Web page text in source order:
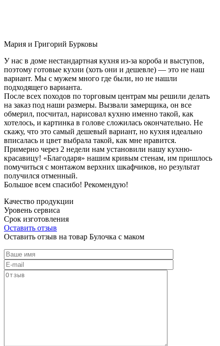
Мария и Григорий Бурковы
У нас в доме нестандартная кухня из-за короба и выступов,
поэтому готовые кухни (хоть они и дешевле) — это не наш
вариант. Мы с мужем много где были, но не нашли
подходящего варианта.
После всех походов по торговым центрам мы решили делать
на заказ под наши размеры. Вызвали замерщика, он все
обмерил, посчитал, нарисовал кухню именно такой, как
хотелось, и картинка в голове сложилась окончательно. Не
скажу, что это самый дешевый вариант, но кухня идеально
вписалась и цвет выбрала такой, как мне нравится.
Примерно через 2 недели нам установили нашу кухню-
красавицу! «Благодаря» нашим кривым стенам, им пришлось
помучиться с монтажом верхних шкафчиков, но результат
получился отменный.
Большое всем спасибо! Рекомендую!
Качество продукции
Уровень сервиса
Срок изготовления
Оставить отзыв
Оставить отзыв на товар Булочка с маком